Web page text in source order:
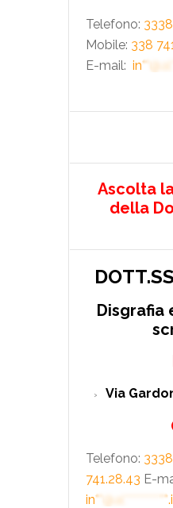
Telefono:
Mobile: 338
E-mail:
Ascolta
della
Disgrafia
Via
Telefono:
741.28.43 E-